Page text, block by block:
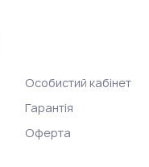
Особистий кабінет
Гарантія
Оферта